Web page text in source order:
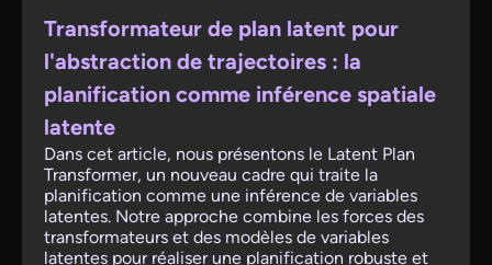
Transformateur de plan latent pour
l'abstraction de trajectoires : la
planification comme inférence spatiale
latente
Dans cet article, nous présentons le Latent Plan
Transformer, un nouveau cadre qui traite la
planification comme une inférence de variables
latentes. Notre approche combine les forces des
transformateurs et des modèles de variables
latentes pour réaliser une planification robuste et